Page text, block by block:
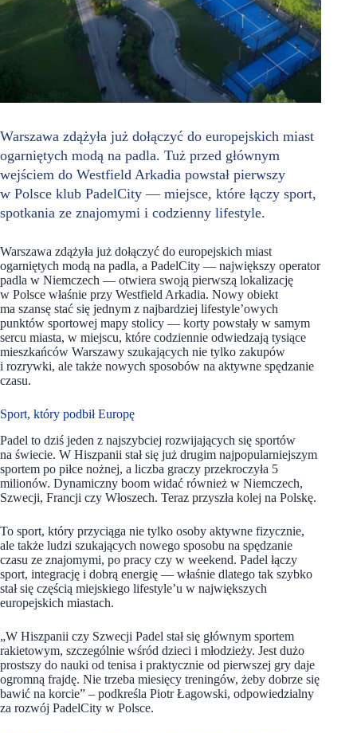
Warszawa zdążyła już dołączyć do europejskich miast
ogarniętych modą na padla. Tuż przed głównym
wejściem do Westfield Arkadia powstał pierwszy
w Polsce klub PadelCity — miejsce, które łączy sport,
spotkania ze znajomymi i codzienny lifestyle.
Warszawa zdążyła już dołączyć do europejskich miast
ogarniętych modą na padla, a PadelCity — największy operator
padla w Niemczech — otwiera swoją pierwszą lokalizację
w Polsce właśnie przy Westfield Arkadia. Nowy obiekt
ma szansę stać się jednym z najbardziej lifestyle’owych
punktów sportowej mapy stolicy — korty powstały w samym
sercu miasta, w miejscu, które codziennie odwiedzają tysiące
mieszkańców Warszawy szukających nie tylko zakupów
i rozrywki, ale także nowych sposobów na aktywne spędzanie
czasu.
Sport, który podbił Europę
Padel to dziś jeden z najszybciej rozwijających się sportów
na świecie. W Hiszpanii stał się już drugim najpopularniejszym
sportem po piłce nożnej, a liczba graczy przekroczyła 5
milionów. Dynamiczny boom widać również w Niemczech,
Szwecji, Francji czy Włoszech. Teraz przyszła kolej na Polskę.
To sport, który przyciąga nie tylko osoby aktywne fizycznie,
ale także ludzi szukających nowego sposobu na spędzanie
czasu ze znajomymi, po pracy czy w weekend. Padel łączy
sport, integrację i dobrą energię — właśnie dlatego tak szybko
stał się częścią miejskiego lifestyle’u w największych
europejskich miastach.
„W Hiszpanii czy Szwecji Padel stał się głównym sportem
rakietowym, szczególnie wśród dzieci i młodzieży. Jest dużo
prostszy do nauki od tenisa i praktycznie od pierwszej gry daje
ogromną frajdę. Nie trzeba miesięcy treningów, żeby dobrze się
bawić na korcie” – podkreśla Piotr Łagowski, odpowiedzialny
za rozwój PadelCity w Polsce.